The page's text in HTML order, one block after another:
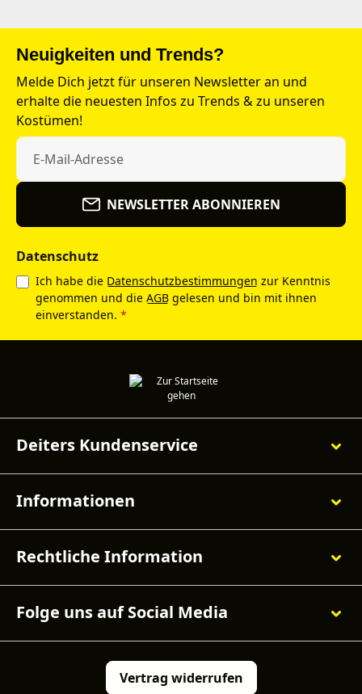
Neuigkeiten und Trends?
Melde Dich jetzt für unseren Newsletter an und
erhalte die neuesten Infos zu Trends & zu unseren
Kostümen!
NEWSLETTER ABONNIEREN
Datenschutz
Ich habe die Datenschutzbestimmungen zur Kenntnis
genommen und die AGB gelesen und bin mit ihnen
einverstanden. *
Deiters Kundenservice
Informationen
Rechtliche Information
Folge uns auf Social Media
Vertrag widerrufen